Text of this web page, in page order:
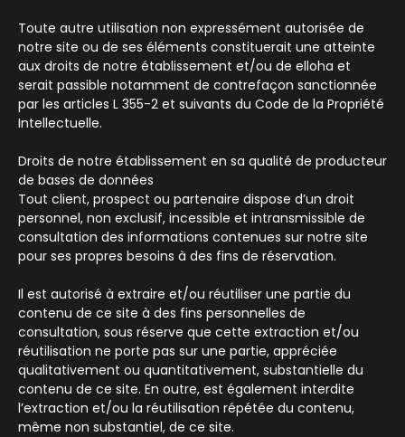
Toute autre utilisation non expressément autorisée de
notre site ou de ses éléments constituerait une atteinte
aux droits de notre établissement et/ou de elloha et
serait passible notamment de contrefaçon sanctionnée
par les articles L 355-2 et suivants du Code de la Propriété
Intellectuelle.
Droits de notre établissement en sa qualité de producteur
de bases de données
Tout client, prospect ou partenaire dispose d’un droit
personnel, non exclusif, incessible et intransmissible de
consultation des informations contenues sur notre site
pour ses propres besoins à des fins de réservation.
Il est autorisé à extraire et/ou réutiliser une partie du
contenu de ce site à des fins personnelles de
consultation, sous réserve que cette extraction et/ou
réutilisation ne porte pas sur une partie, appréciée
qualitativement ou quantitativement, substantielle du
contenu de ce site. En outre, est également interdite
l’extraction et/ou la réutilisation répétée du contenu,
même non substantiel, de ce site.